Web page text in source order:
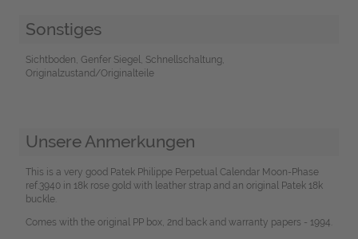
Sonstiges
Sichtboden, Genfer Siegel, Schnellschaltung,
Originalzustand/Originalteile
Unsere Anmerkungen
This is a very good Patek Philippe Perpetual Calendar Moon-Phase
ref.3940 in 18k rose gold with leather strap and an original Patek 18k
buckle.
Comes with the original PP box, 2nd back and warranty papers - 1994.